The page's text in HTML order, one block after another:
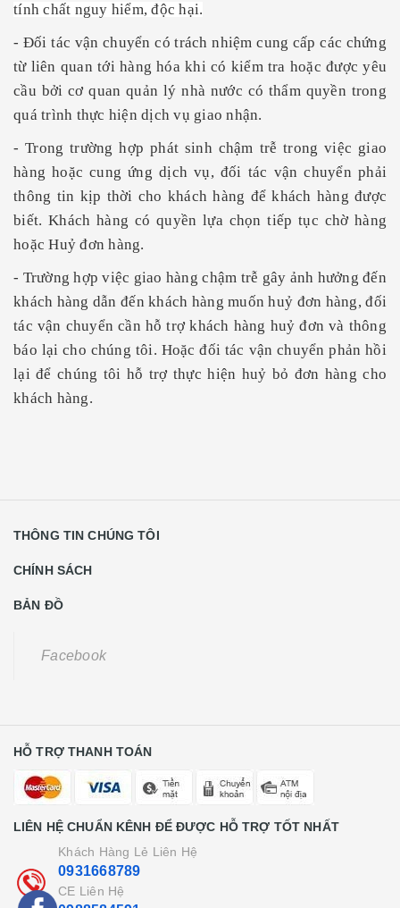
tính chất nguy hiểm, độc hại.
- Đối tác vận chuyển có trách nhiệm cung cấp các chứng
từ liên quan tới hàng hóa khi có kiểm tra hoặc được yêu
cầu bởi cơ quan quản lý nhà nước có thẩm quyền trong
quá trình thực hiện dịch vụ giao nhận.
- Trong trường hợp phát sinh chậm trễ trong việc giao
hàng hoặc cung ứng dịch vụ, đối tác vận chuyển phải
thông tin kịp thời cho khách hàng để khách hàng được
biết. Khách hàng có quyền lựa chọn tiếp tục chờ hàng
hoặc Huỷ đơn hàng.
- Trường hợp việc giao hàng chậm trễ gây ảnh hưởng đến
khách hàng dẫn đến khách hàng muốn huỷ đơn hàng, đối
tác vận chuyển cần hỗ trợ khách hàng huỷ đơn và thông
báo lại cho chúng tôi. Hoặc đối tác vận chuyển phản hồi
lại để chúng tôi hỗ trợ thực hiện huỷ bỏ đơn hàng cho
khách hàng.
THÔNG TIN CHÚNG TÔI
CHÍNH SÁCH
BẢN ĐỒ
Facebook
HỖ TRỢ THANH TOÁN
LIÊN HỆ CHUẨN KÊNH ĐỂ ĐƯỢC HỖ TRỢ TỐT NHẤT
Khách Hàng Lẻ Liên Hệ
0931668789
CE Liên Hệ